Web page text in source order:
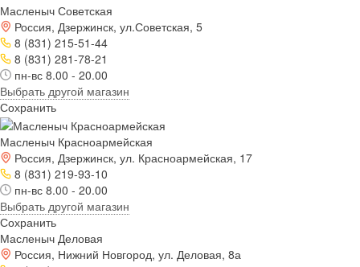
Масленыч Советская
Россия, Дзержинск, ул.Советская, 5
8 (831) 215-51-44
8 (831) 281-78-21
пн-вс 8.00 - 20.00
Выбрать другой магазин
Сохранить
Масленыч Красноармейская
Россия, Дзержинск, ул. Красноармейская, 17
8 (831) 219-93-10
пн-вс 8.00 - 20.00
Выбрать другой магазин
Сохранить
Масленыч Деловая
Россия, Нижний Новгород, ул. Деловая, 8а